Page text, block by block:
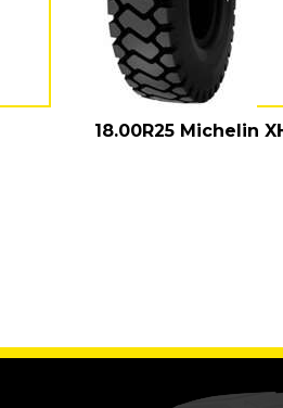
18.00R25 Michelin